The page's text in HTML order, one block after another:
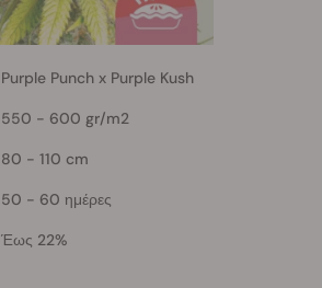
Purple Punch x Purple Kush
550 - 600 gr/m2
80 - 110 cm
50 - 60 ημέρες
Έως 22%